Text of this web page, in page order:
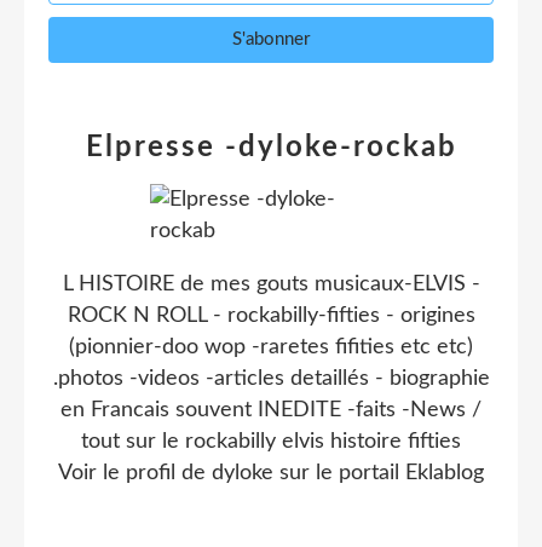
Elpresse -dyloke-rockab
L HISTOIRE de mes gouts musicaux-ELVIS -
ROCK N ROLL - rockabilly-fifties - origines
(pionnier-doo wop -raretes fifities etc etc)
.photos -videos -articles detaillés - biographie
en Francais souvent INEDITE -faits -News /
tout sur le rockabilly elvis histoire fifties
Voir le profil de dyloke sur le portail Eklablog